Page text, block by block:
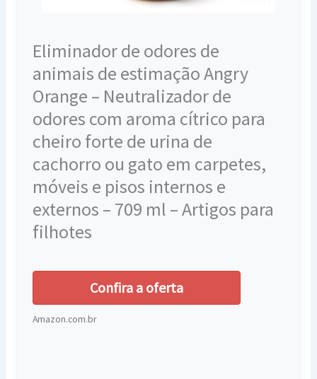
Eliminador de odores de
animais de estimação Angry
Orange – Neutralizador de
odores com aroma cítrico para
cheiro forte de urina de
cachorro ou gato em carpetes,
móveis e pisos internos e
externos – 709 ml – Artigos para
filhotes
Confira a oferta
Amazon.com.br